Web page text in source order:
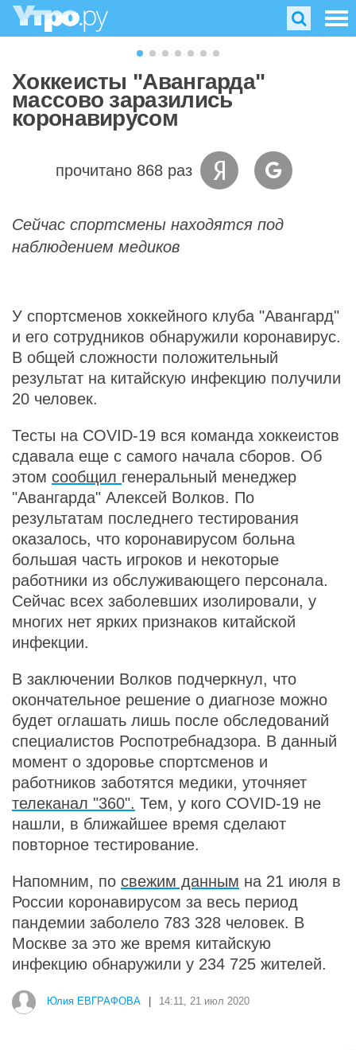
Хоккеисты "Авангарда"
массово заразились
коронавирусом
прочитано 868 раз
Сейчас спортсмены находятся под
наблюдением медиков
У спортсменов хоккейного клуба "Авангард"
и его сотрудников обнаружили коронавирус.
В общей сложности положительный
результат на китайскую инфекцию получили
20 человек.
Тесты на COVID-19 вся команда хоккеистов
сдавала еще с самого начала сборов. Об
этом сообщил генеральный менеджер
"Авангарда" Алексей Волков. По
результатам последнего тестирования
оказалось, что коронавирусом больна
большая часть игроков и некоторые
работники из обслуживающего персонала.
Сейчас всех заболевших изолировали, у
многих нет ярких признаков китайской
инфекции.
В заключении Волков подчеркнул, что
окончательное решение о диагнозе можно
будет оглашать лишь после обследований
специалистов Роспотребнадзора. В данный
момент о здоровье спортсменов и
работников заботятся медики, уточняет
телеканал "360". Тем, у кого COVID-19 не
нашли, в ближайшее время сделают
повторное тестирование.
Напомним, по свежим данным на 21 июля в
России коронавирусом за весь период
пандемии заболело 783 328 человек. В
Москве за это же время китайскую
инфекцию обнаружили у 234 725 жителей.
Юлия ЕВГРАФОВА 14:11, 21 июл 2020